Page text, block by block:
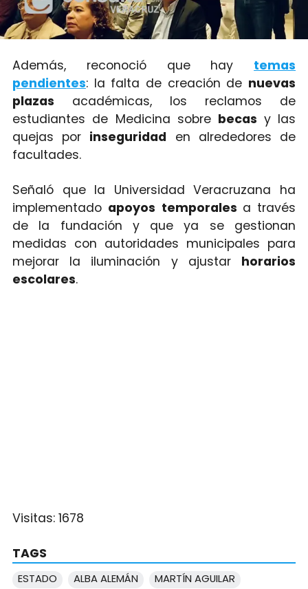
Además, reconoció que hay temas
pendientes: la falta de creación de nuevas
plazas académicas, los reclamos de
estudiantes de Medicina sobre becas y las
quejas por inseguridad en alrededores de
facultades.
Señaló que la Universidad Veracruzana ha
implementado apoyos temporales a través
de la fundación y que ya se gestionan
medidas con autoridades municipales para
mejorar la iluminación y ajustar horarios
escolares.
Visitas: 1678
TAGS
ESTADO ALBA ALEMÁN MARTÍN AGUILAR